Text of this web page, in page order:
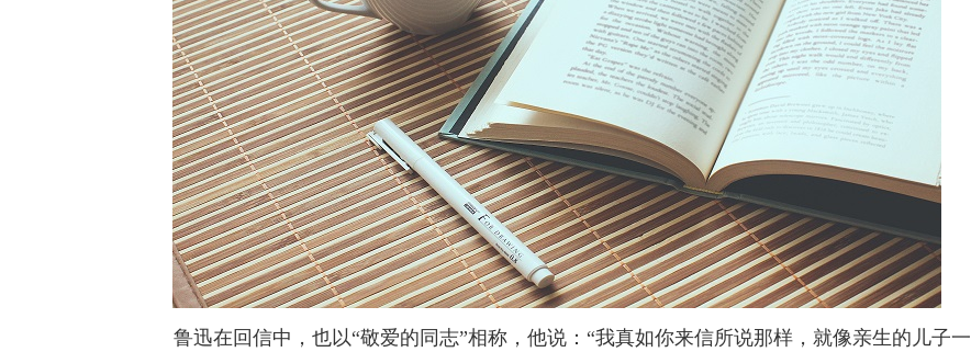
鲁迅在回信中，也以“敬爱的同志”相称，他说：“我真如你来信所说那样，就像亲生的儿子一